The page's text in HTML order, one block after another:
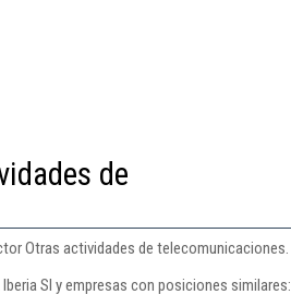
de
Otras actividades de telecomunicaciones.
Sl y empresas con posiciones similares: